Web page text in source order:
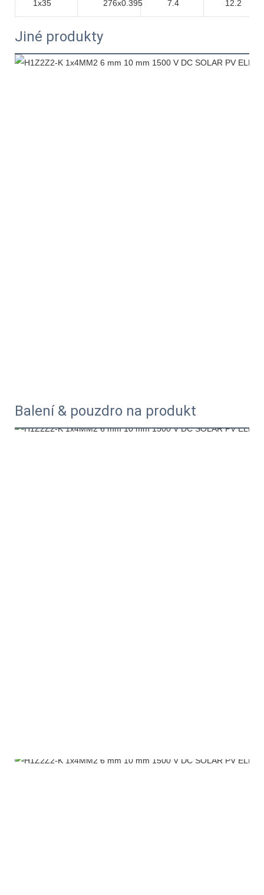
1x35 276x0.395 7.4 12.2
Jiné produkty
Balení & pouzdro na produkt